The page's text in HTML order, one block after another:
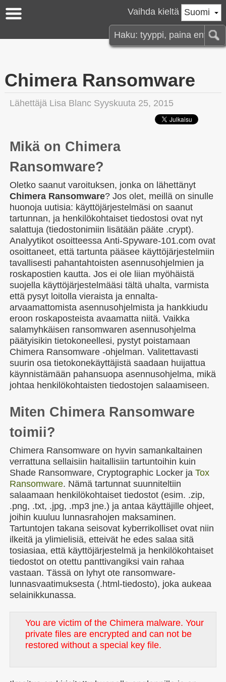
Suomi
Vaihda kieltä
Chimera Ransomware
Lähettäjä Lisa Blanc Syyskuuta 25, 2015
Mikä on Chimera
Ransomware?
Oletko saanut varoituksen, jonka on lähettänyt
Chimera Ransomware? Jos olet, meillä on sinulle
huonoja uutisia: käyttöjärjestelmäsi on saanut
tartunnan, ja henkilökohtaiset tiedostosi ovat nyt
salattuja (tiedostonimiin lisätään pääte .crypt).
Analyytikot osoitteessa Anti-Spyware-101.com ovat
osoittaneet, että tartunta pääsee käyttöjärjestelmiin
tavallisesti pahantahtoisten asennusohjelmien ja
roskapostien kautta. Jos ei ole liian myöhäistä
suojella käyttöjärjestelmääsi tältä uhalta, varmista
että pysyt loitolla vieraista ja ennalta-
arvaamattomista asennusohjelmista ja hankkiudu
eroon roskaposteista avaamatta niitä. Vaikka
salamyhkäisen ransomwaren asennusohjelma
päätyisikin tietokoneellesi, pystyt poistamaan
Chimera Ransomware -ohjelman. Valitettavasti
suurin osa tietokonekäyttäjistä saadaan huijattua
käynnistämään pahansuopa asennusohjelma, mikä
johtaa henkilökohtaisten tiedostojen salaamiseen.
Miten Chimera Ransomware
toimii?
Chimera Ransomware on hyvin samankaltainen
verrattuna sellaisiin haitallisiin tartuntoihin kuin
Shade Ransomware, Cryptographic Locker ja Tox
Ransomware. Nämä tartunnat suunniteltiin
salaamaan henkilökohtaiset tiedostot (esim. .zip,
.png, .txt, .jpg, .mp3 jne.) ja antaa käyttäjille ohjeet,
joihin kuuluu lunnasrahojen maksaminen.
Tartuntojen takana seisovat kyberrikolliset ovat niin
ilkeitä ja ylimielisiä, etteivät he edes salaa sitä
tosiasiaa, että käyttöjärjestelmä ja henkilökohtaiset
tiedostot on otettu panttivangiksi vain rahaa
vastaan. Tässä on lyhyt ote ransomware-
lunnasvaatimuksesta (.html-tiedosto), joka aukeaa
selainikkunassa.
You are victim of the Chimera malware. Your
private files are encrypted and can not be
restored without a special key file.